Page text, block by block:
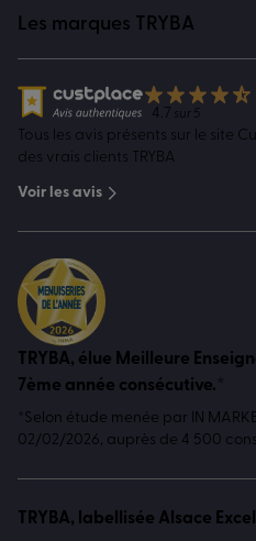
Les marques TRYBA
4.7 sur 5
Tous les avis présents sur le site
des vrais clients TRYBA
Voir les avis
TRYBA, élue Meilleure
7ème année consécutive.*
*Selon étude menée par IN
02/02/2026, auprès de 4 500
TRYBA, labellisée Alsace